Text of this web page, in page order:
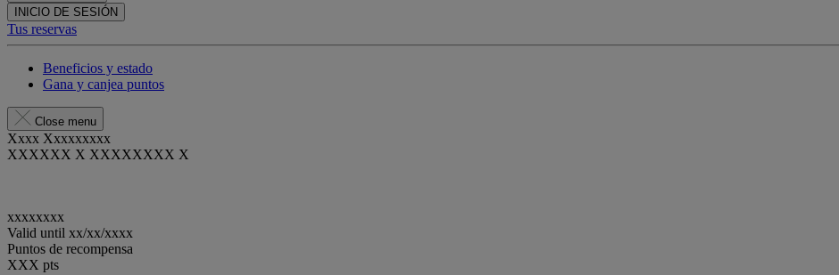
INICIO DE SESIÓN
Tus reservas
Beneficios y estado
Gana y canjea puntos
Close menu
Xxxx Xxxxxxxxx
XXXXXX X XXXXXXXX X
xxxxxxxx
Valid until xx/xx/xxxx
Puntos de recompensa
XXX pts